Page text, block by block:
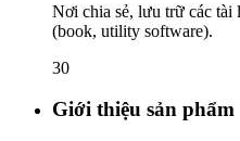
Nơi chia sẻ, lưu trữ các tài
(book, utility software).
30
Giới thiệu sản phẩm